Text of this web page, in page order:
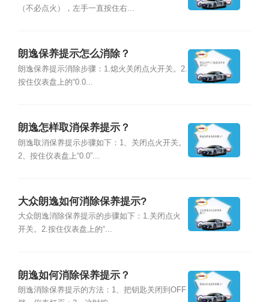
（不必点火），左手一直按住右...
朗逸保养提示怎么消除？
朗逸保养提示消除步骤：1.熄火关闭点火开关。2.
按住仪表盘上的“0.0...
朗逸怎样取消保养提示？
朗逸取消保养提示步骤如下：1、关闭点火开关。
2、按住仪表盘上“0.0”...
大众朗逸如何消除保养提示?
大众朗逸消除保养提示的步骤如下：1.关闭点火
开关。2.按住仪表盘上的“...
朗逸如何消除保养提示？
朗逸消除保养提示的方法：1、把钥匙关闭到OFF